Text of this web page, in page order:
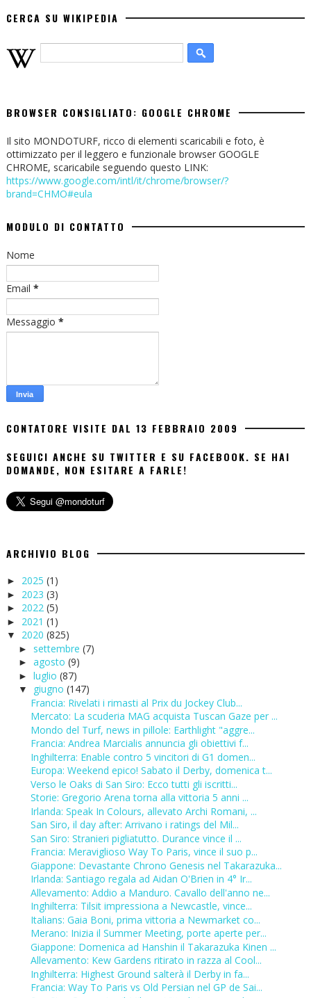
CERCA SU WIKIPEDIA
BROWSER CONSIGLIATO: GOOGLE CHROME
Il sito MONDOTURF, ricco di elementi scaricabili e foto, è
ottimizzato per il leggero e funzionale browser GOOGLE
CHROME, scaricabile seguendo questo LINK:
https://www.google.com/intl/it/chrome/browser/?
brand=CHMO#eula
MODULO DI CONTATTO
Nome
Email *
Messaggio *
CONTATORE VISITE DAL 13 FEBBRAIO 2009
SEGUICI ANCHE SU TWITTER E SU FACEBOOK. SE HAI
DOMANDE, NON ESITARE A FARLE!
ARCHIVIO BLOG
► 2025 (1)
► 2023 (3)
► 2022 (5)
► 2021 (1)
▼ 2020 (825)
► settembre (7)
► agosto (9)
► luglio (87)
▼ giugno (147)
Francia: Rivelati i rimasti al Prix du Jockey Club...
Mercato: La scuderia MAG acquista Tuscan Gaze per ...
Mondo del Turf, news in pillole: Earthlight "aggre...
Francia: Andrea Marcialis annuncia gli obiettivi f...
Inghilterra: Enable contro 5 vincitori di G1 domen...
Europa: Weekend epico! Sabato il Derby, domenica t...
Verso le Oaks di San Siro: Ecco tutti gli iscritti...
Storie: Gregorio Arena torna alla vittoria 5 anni ...
Irlanda: Speak In Colours, allevato Archi Romani, ...
San Siro, il day after: Arrivano i ratings del Mil...
San Siro: Stranieri pigliatutto. Durance vince il ...
Francia: Meraviglioso Way To Paris, vince il suo p...
Giappone: Devastante Chrono Genesis nel Takarazuka...
Irlanda: Santiago regala ad Aidan O'Brien in 4° Ir...
Allevamento: Addio a Manduro. Cavallo dell'anno ne...
Inghilterra: Tilsit impressiona a Newcastle, vince...
Italians: Gaia Boni, prima vittoria a Newmarket co...
Merano: Inizia il Summer Meeting, porte aperte per...
Giappone: Domenica ad Hanshin il Takarazuka Kinen ...
Allevamento: Kew Gardens ritirato in razza al Cool...
Inghilterra: Highest Ground salterà il Derby in fa...
Francia: Way To Paris vs Old Persian nel GP de Sai...